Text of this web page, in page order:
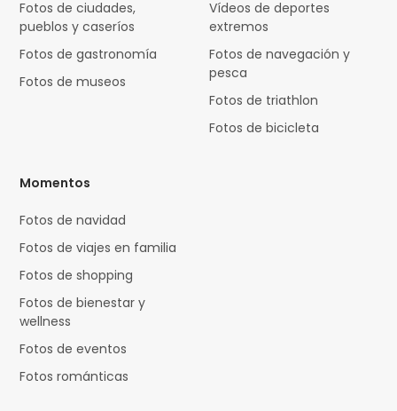
Fotos de ciudades,
pueblos y caseríos
Fotos de gastronomía
Fotos de museos
Vídeos de deportes
extremos
Fotos de navegación y
pesca
Fotos de triathlon
Fotos de bicicleta
Momentos
Fotos de navidad
Fotos de viajes en familia
Fotos de shopping
Fotos de bienestar y
wellness
Fotos de eventos
Fotos románticas